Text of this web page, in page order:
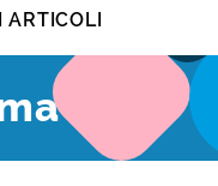
ARTICOLI